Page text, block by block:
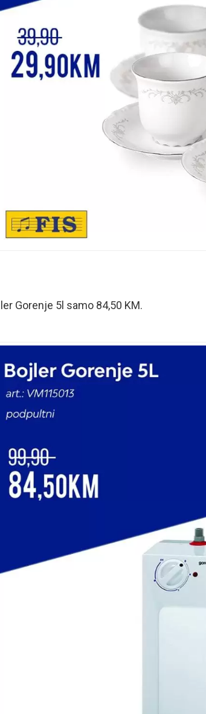
Gorenje 5l samo 84,50 KM.